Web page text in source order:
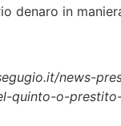
denaro in
news-
quinto-o-